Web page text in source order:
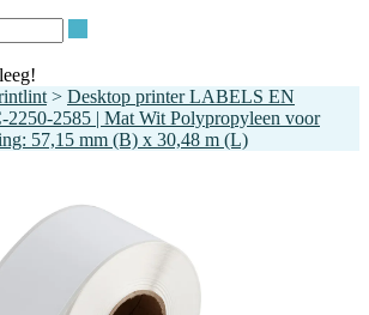
> Desktop printer LABELS EN
2250-2585 | Mat Wit Polypropyleen voor
57,15 mm (B) x 30,48 m (L)